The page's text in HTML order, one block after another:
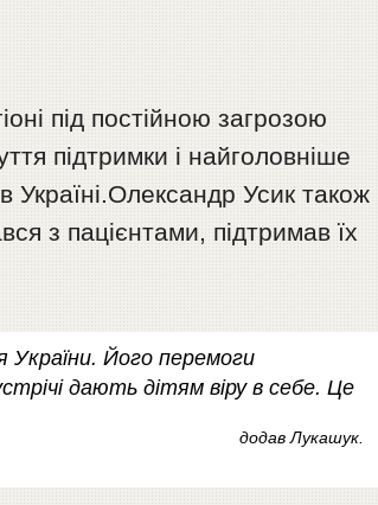
під постійною загрозою
підтримки і найголовніше
Україні.Олександр Усик також
з пацієнтами, підтримав їх
Його перемоги
дають дітям віру в себе. Це
додав Лукашук.